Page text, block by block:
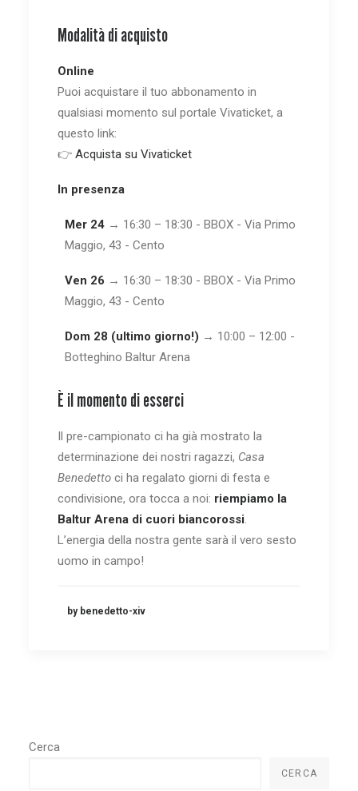
Modalità di acquisto
Online
Puoi acquistare il tuo abbonamento in
qualsiasi momento sul portale Vivaticket, a
questo link:
👉 Acquista su Vivaticket
In presenza
Mer 24 → 16:30 – 18:30 - BBOX - Via Primo
Maggio, 43 - Cento
Ven 26 → 16:30 – 18:30 - BBOX - Via Primo
Maggio, 43 - Cento
Dom 28 (ultimo giorno!) → 10:00 – 12:00 -
Botteghino Baltur Arena
È il momento di esserci
Il pre-campionato ci ha già mostrato la
determinazione dei nostri ragazzi, Casa
Benedetto ci ha regalato giorni di festa e
condivisione, ora tocca a noi: riempiamo la
Baltur Arena di cuori biancorossi.
L’energia della nostra gente sarà il vero sesto
uomo in campo!
by benedetto-xiv
Cerca
CERCA